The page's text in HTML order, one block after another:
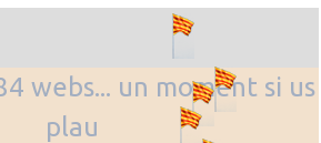
webs... un moment si us
plau